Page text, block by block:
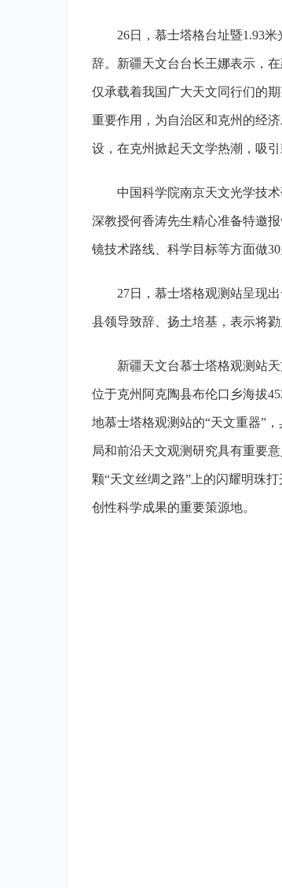
26日，慕士塔格台址暨1.93
辞。新疆天文台台长王娜表示，
仅承载着我国广大天文同行们的
重要作用，为自治区和克州的经
设，在克州掀起天文学热潮，吸
中国科学院南京天文光学技
深教授何香涛先生精心准备特邀
镜技术路线、科学目标等方面做30
27日，慕士塔格观测站呈现
县领导致辞、 扬土培基 ，表示将
新疆天文台慕士塔格观测站
位于克州阿克陶县布伦口乡海拔45
地慕士塔格观测站的“天文重器”
局和前沿天文观测研究具有重要
颗“天文丝绸之路”上的闪耀明珠
创性科学成果的重要策源地。